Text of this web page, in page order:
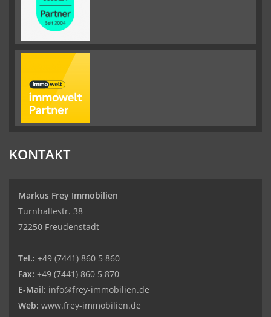
KONTAKT
Markus Frey Immobilien
Turnhallestr. 38
72250 Freudenstadt
Tel.: +49 (7441) 860 5 860
Fax: +49 (7441) 860 5 870
E-Mail: info@frey-immobilien.de
Web: www.frey-immobilien.de